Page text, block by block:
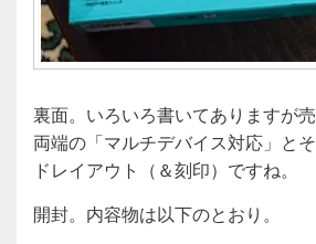
裏面。いろいろ書いてありますが
両端の「マルチデバイス対応」と
ドレイアウト（＆刻印）ですね。
開封。内容物は以下のとおり。